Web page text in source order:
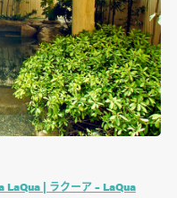
LaQua | ラクーア – LaQua